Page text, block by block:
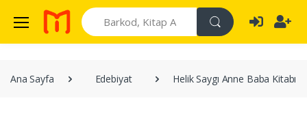
Search
Ana Sayfa Edebiyat Helik Saygı Anne Baba Kitabı